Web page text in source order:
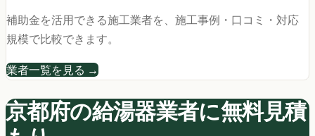
補助金を活用できる施工業者を、施工事例・口コミ・対応
規模で比較できます。
業者一覧を見る →
京都府の給湯器業者に無料見積